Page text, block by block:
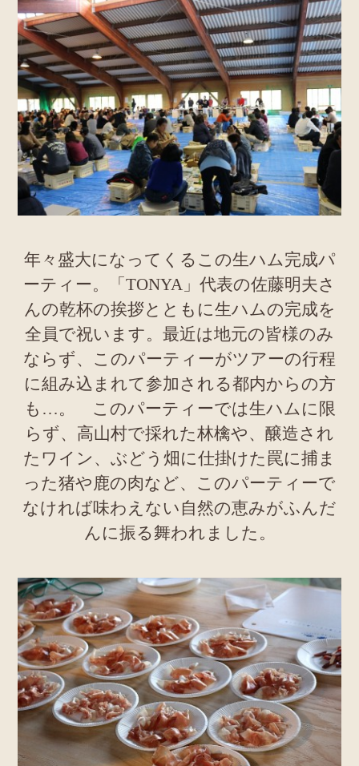
年々盛大になってくるこの生ハム完成パ
ーティー。「TONYA」代表の佐藤明夫さ
んの乾杯の挨拶とともに生ハムの完成を
全員で祝います。最近は地元の皆様のみ
ならず、このパーティーがツアーの行程
に組み込まれて参加される都内からの方
も…。 このパーティーでは生ハムに限
らず、高山村で採れた林檎や、醸造され
たワイン、ぶどう畑に仕掛けた罠に捕ま
った猪や鹿の肉など、このパーティーで
なければ味わえない自然の恵みがふんだ
んに振る舞われました。